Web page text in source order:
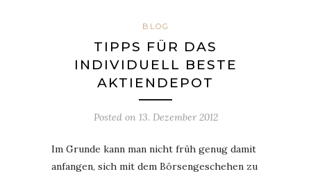
BLOG
TIPPS FÜR DAS
INDIVIDUELL BESTE
AKTIENDEPOT
Posted on 13. Dezember 2012
Im Grunde kann man nicht früh genug damit
anfangen, sich mit dem Börsengeschehen zu